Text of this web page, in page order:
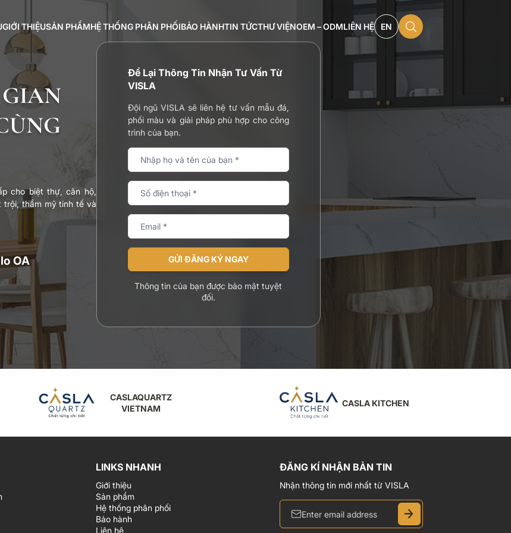
GIỚI THIỆUSẢN PHẨM
BST Super luxury
BST Super luxury
BST Luxury
BST Duluxe
BST Đá in
BST Super luxury
BST Luxury
BST Super luxury
HỆ THỐNG PHÂN PHỐIBẢO HÀNHTIN TỨCTHƯ VIỆNOEM – ODMLIÊN HỆ EN
cho biệt thự, căn hộ,
trội, thẩm mỹ tinh tế và
OA
Để Lại Thông Tin Nhận Tư Vấn Từ
VISLA
Đội ngũ VISLA sẽ liên hệ tư vấn mẫu đá,
phối màu và giải pháp phù hợp cho công
trình của bạn.
GỬI ĐĂNG KÝ NGAY
Thông tin của bạn được bảo mật tuyệt
đối.
CASLAQUARTZ
VIETNAM
CASLA KITCHEN
LINKS NHANH
Giới thiệu
Sản phẩm
Hệ thống phân phối
Bảo hành
Liên hệ
ĐĂNG KÍ NHẬN BẢN TIN
Nhận thông tin mới nhất từ VISLA